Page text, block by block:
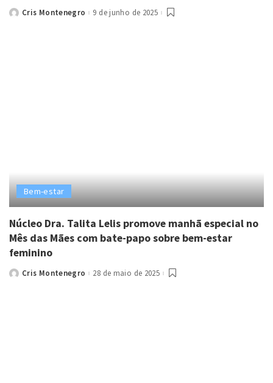
PostedCris Montenegro 9 de junho de 2025
Bem-estar
Núcleo Dra. Talita Lelis promove manhã especial no
Mês das Mães com bate-papo sobre bem-estar
feminino
PostedCris Montenegro 28 de maio de 2025